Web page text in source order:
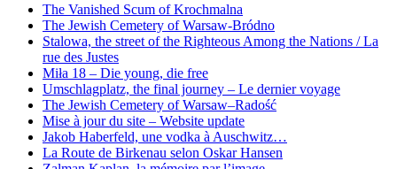
The Vanished Scum of Krochmalna
The Jewish Cemetery of Warsaw-Bródno
Stalowa, the street of the Righteous Among the Nations / La
rue des Justes
Miła 18 – Die young, die free
Umschlagplatz, the final journey – Le dernier voyage
The Jewish Cemetery of Warsaw–Radość
Mise à jour du site – Website update
Jakob Haberfeld, une vodka à Auschwitz…
La Route de Birkenau selon Oskar Hansen